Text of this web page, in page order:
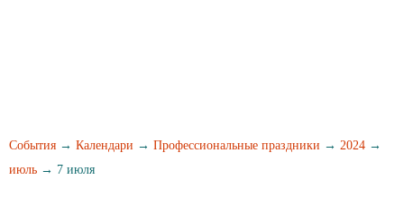
События → Календари → Профессиональные праздники → 2024 →
июль → 7 июля